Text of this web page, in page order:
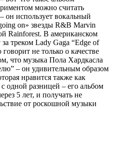
можно считать
он использует вокальный
on» звезды R&B Marvin
Rainforest. В американском
треком Lady Gaga “Edge of
не только о качестве
что музыка Пола Хардкасла
– он удивительным образом
нравится также как
одной разницей – его альбом
5 лет, и получать не
от роскошной музыки